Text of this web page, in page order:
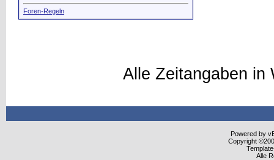
Foren-Regeln
Alle Zeitangaben
Powered by
Copyright
Alle